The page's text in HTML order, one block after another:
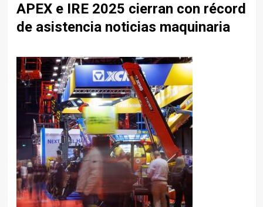
APEX e IRE 2025 cierran con récord
de asistencia noticias maquinaria